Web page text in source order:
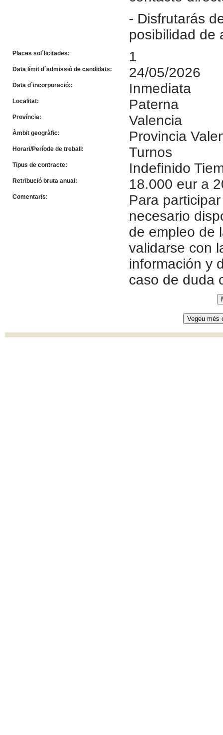
- Disfrutarás
posibilidad de
Places sol´licitades: 1
Data límit d´admissió de candidats: 24/05/2026
Data d´incorporació:: Inmediata
Localitat: Paterna
Província: Valencia
Àmbit geogràfic: Provincia
Horari/Període de treball: Turnos
Tipus de contracte: Indefinido
Retribució bruta anual: 18.000 eur a
Comentaris:
Para
necesario
de empleo de
validarse con
información y
caso de duda